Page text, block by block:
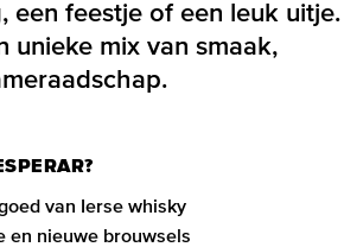
een feestje of een leuk uitje.
unieke mix van smaak,
van Ierse whisky
en nieuwe brouwsels